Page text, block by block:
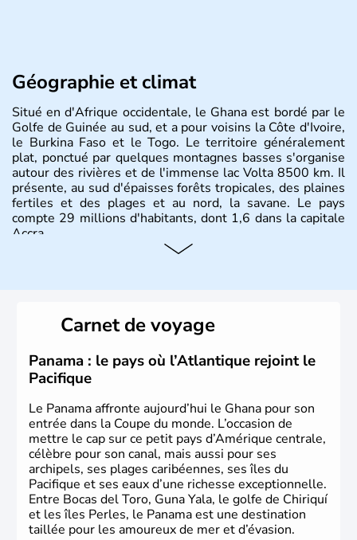
Géographie et climat
Situé en d'Afrique occidentale, le Ghana est bordé par le
Golfe de Guinée au sud, et a pour voisins la Côte d'Ivoire,
le Burkina Faso et le Togo. Le territoire généralement
plat, ponctué par quelques montagnes basses s'organise
autour des rivières et de l'immense lac Volta 8500 km. Il
présente, au sud d'épaisses forêts tropicales, des plaines
fertiles et des plages et au nord, la savane. Le pays
compte 29 millions d'habitants, dont 1,6 dans la capitale
Accra.
Carnet de voyage
Panama : le pays où l’Atlantique rejoint le
Pacifique
Le Panama affronte aujourd’hui le Ghana pour son
entrée dans la Coupe du monde. L’occasion de
mettre le cap sur ce petit pays d’Amérique centrale,
célèbre pour son canal, mais aussi pour ses
archipels, ses plages caribéennes, ses îles du
Pacifique et ses eaux d’une richesse exceptionnelle.
Entre Bocas del Toro, Guna Yala, le golfe de Chiriquí
et les îles Perles, le Panama est une destination
taillée pour les amoureux de mer et d’évasion.